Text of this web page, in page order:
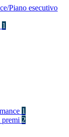
Piano esecutivo
1
1
premi 2